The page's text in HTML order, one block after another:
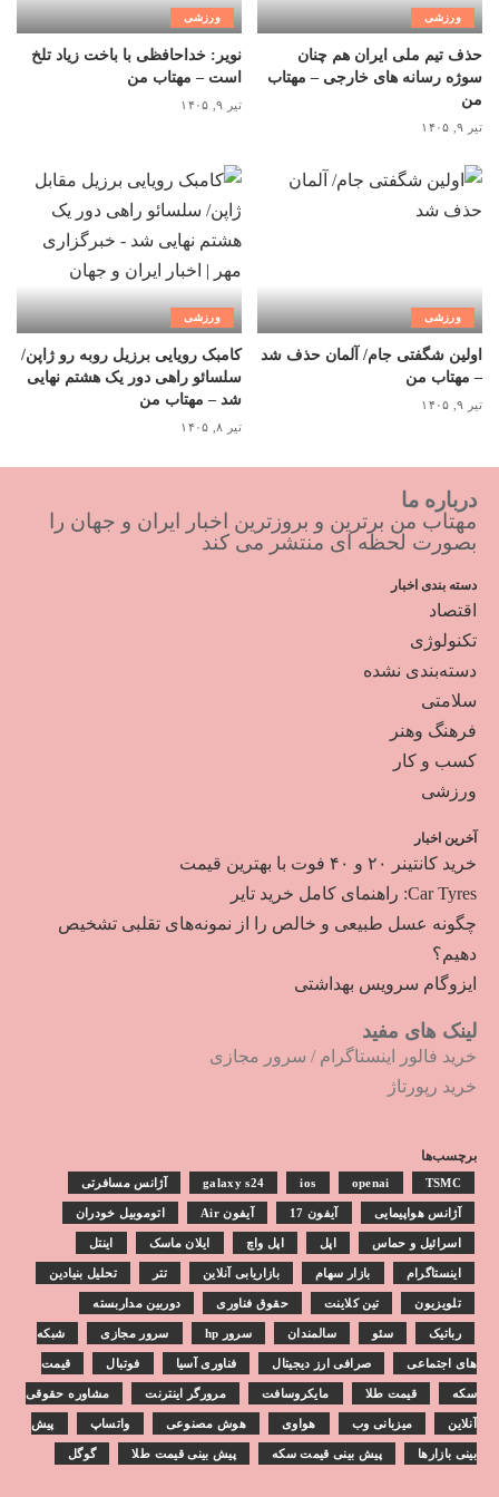
ورزشی
حذف تیم ملی ایران هم چنان
سوژه رسانه های خارجی – مهتاب
من
تیر ۹, ۱۴۰۵
ورزشی
نویر: خداحافظی با باخت زیاد تلخ
است – مهتاب من
تیر ۹, ۱۴۰۵
ورزشی
اولین شگفتی جام/ آلمان حذف شد
– مهتاب من
تیر ۹, ۱۴۰۵
ورزشی
کامبک رویایی برزیل روبه رو ژاپن/
سلسائو راهی دور یک هشتم نهایی
شد – مهتاب من
تیر ۸, ۱۴۰۵
درباره ما
مهتاب من برترین و بروزترین اخبار ایران و جهان را
بصورت لحظه ای منتشر می کند
دسته بندی اخبار
اقتصاد
تکنولوژی
دسته‌بندی نشده
سلامتی
فرهنگ وهنر
کسب و کار
ورزشی
آخرین اخبار
خرید کانتینر ۲۰ و ۴۰ فوت با بهترین قیمت
Car Tyres: راهنمای کامل خرید تایر
چگونه عسل طبیعی و خالص را از نمونه‌های تقلبی تشخیص
دهیم؟
ایزوگام سرویس بهداشتی
لینک های مفید
خرید فالور اینستاگرام / سرور مجازی
خرید رپورتاژ
برچسب‌ها
galaxy s24 ios openai TSMC آژانس مسافرتی
آژانس هواپیمایی آیفون 17 آیفون Air اتوموبیل خودران
اسرائیل و حماس اپل اپل واچ ایلان ماسک اینتل
اینستاگرام بازار سهام بازاریابی آنلاین تتر تحلیل بنیادین
تلویزیون تین کلاینت حقوق فناوری دوربین مداربسته
رباتیک سئو سالمندان سرور hp سرور مجازی شبکه
های اجتماعی صرافی ارز دیجیتال فناوری آسیا فوتبال قیمت
سکه قیمت طلا مایکروسافت مرورگر اینترنت مشاوره حقوقی
آنلاین میزبانی وب هواوی هوش مصنوعی واتساپ پیش
بینی بازارها پیش بینی قیمت سکه پیش بینی قیمت طلا گوگل